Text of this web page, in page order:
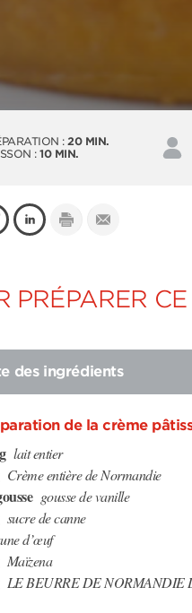
:20 MIN.
: 10 MIN.
PRÉPARER
des ingrédients
de la crème
lait entier
Crème entière de Normandie
gousse de vanille
sucre de canne
d’œuf
Maïzena
LE BEURRE DE NORMANDIE